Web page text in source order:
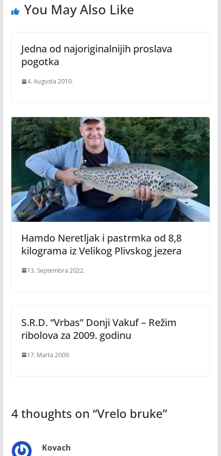
You May Also Like
Jedna od najoriginalnijih proslava
pogotka
4. Augusta 2010.
Hamdo Neretljak i pastrmka od 8,8
kilograma iz Velikog Plivskog jezera
13. Septembra 2022.
S.R.D. “Vrbas” Donji Vakuf – Režim
ribolova za 2009. godinu
17. Marta 2009.
4 thoughts on “Vrelo bruke”
Kovach